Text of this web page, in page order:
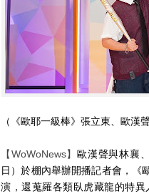
（《歐耶一級棒》張立東、歐漢
【WoWoNews】歐漢聲與林襄
日）於棚內舉辦開播記者會，《
演，還蒐羅各類臥虎藏龍的特